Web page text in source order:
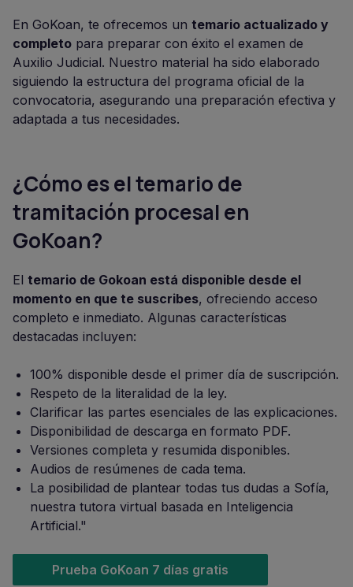
En GoKoan, te ofrecemos un temario actualizado y
completo para preparar con éxito el examen de
Auxilio Judicial. Nuestro material ha sido elaborado
siguiendo la estructura del programa oficial de la
convocatoria, asegurando una preparación efectiva y
adaptada a tus necesidades.
¿Cómo es el temario de
tramitación procesal en
GoKoan?
El temario de Gokoan está disponible desde el
momento en que te suscribes, ofreciendo acceso
completo e inmediato. Algunas características
destacadas incluyen:
100% disponible desde el primer día de suscripción.
Respeto de la literalidad de la ley.
Clarificar las partes esenciales de las explicaciones.
Disponibilidad de descarga en formato PDF.
Versiones completa y resumida disponibles.
Audios de resúmenes de cada tema.
La posibilidad de plantear todas tus dudas a Sofía,
nuestra tutora virtual basada en Inteligencia
Artificial."
Prueba GoKoan 7 días gratis